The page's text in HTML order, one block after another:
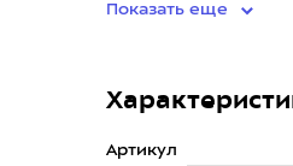
Показать еще
Артикул